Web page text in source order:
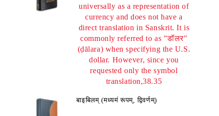
universally as a representation of
currency and does not have a
direct translation in Sanskrit. It is
commonly referred to as "डॉलर"
(ḍālara) when specifying the U.S.
dollar. However, since you
requested only the symbol
translation,38.35
बाइबिलम् (मध्यमं रूपम्, द्विवर्णम्)